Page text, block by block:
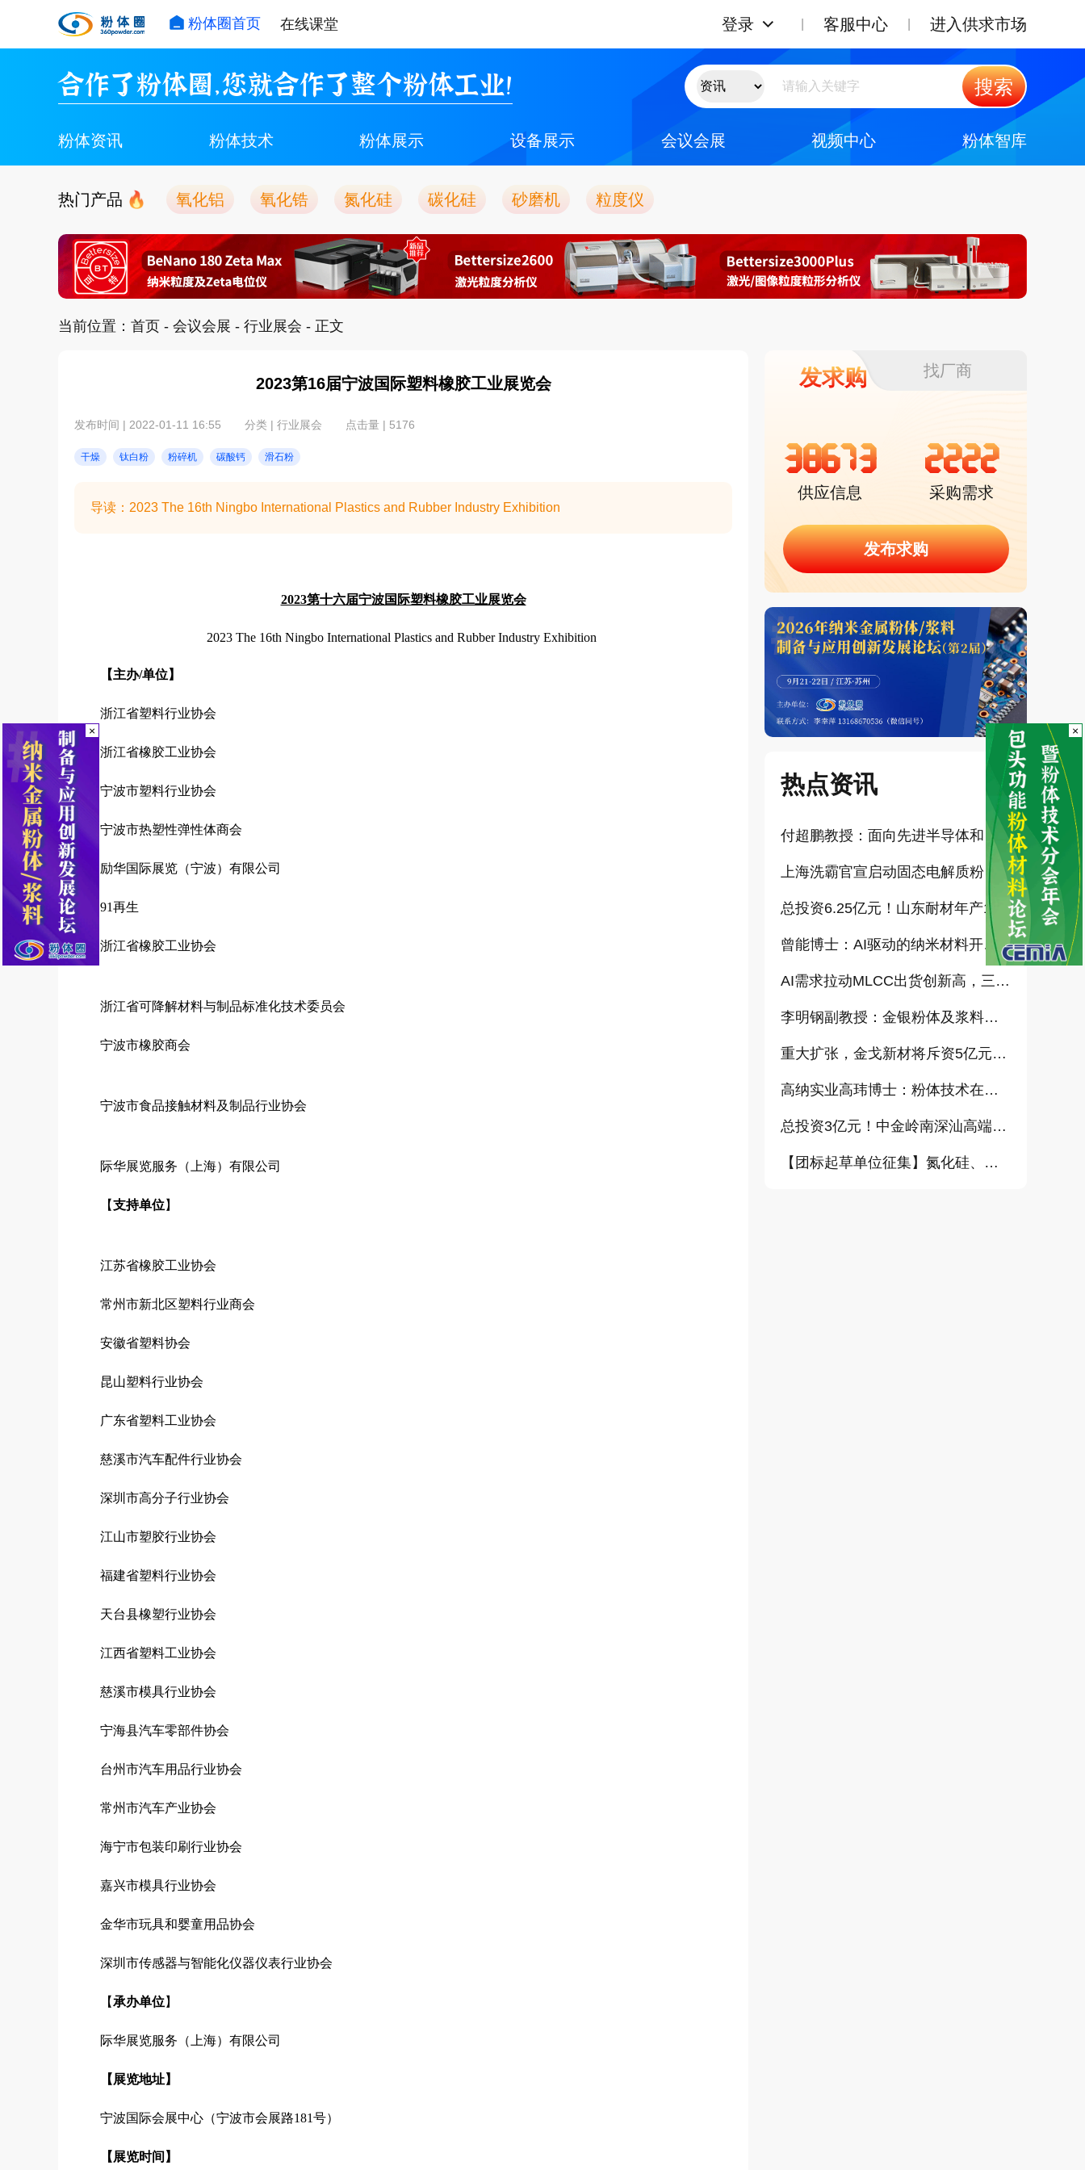
粉体圈首页 在线课堂 登录 客服中心 进入供求市场
合作了粉体圈，您就合作了整个粉体工业！ 搜索
粉体资讯 粉体技术 粉体展示 设备展示 会议会展 视频中心 粉体智库
热门产品 氧化铝 氧化锆 氮化硅 碳化硅 砂磨机 粒度仪
当前位置： 首页 - 会议会展 - 行业展会 - 正文
2023第16届宁波国际塑料橡胶工业展览会
发布时间 | 2022-01-11 16:55 分类 | 行业展会 点击量 | 5176
干燥 钛白粉 粉碎机 碳酸钙 滑石粉
导读：2023 The 16th Ningbo International Plastics and Rubber Industry Exhibition
2023第十六届宁波国际塑料橡胶工业展览会
2023 The 16th Ningbo International Plastics and Rubber Industry Exhibition
【主办/单位】
浙江省塑料行业协会
浙江省橡胶工业协会
宁波市塑料行业协会
宁波市热塑性弹性体商会
励华国际展览（宁波）有限公司
91再生
浙江省橡胶工业协会
浙江省可降解材料与制品标准化技术委员会
宁波市橡胶商会
宁波市食品接触材料及制品行业协会
际华展览服务（上海）有限公司
【支持单位】
江苏省橡胶工业协会
常州市新北区塑料行业商会
安徽省塑料协会
昆山塑料行业协会
广东省塑料工业协会
慈溪市汽车配件行业协会
深圳市高分子行业协会
江山市塑胶行业协会
福建省塑料行业协会
天台县橡塑行业协会
江西省塑料工业协会
慈溪市模具行业协会
宁海县汽车零部件协会
台州市汽车用品行业协会
常州市汽车产业协会
海宁市包装印刷行业协会
嘉兴市模具行业协会
金华市玩具和婴童用品协会
深圳市传感器与智能化仪器仪表行业协会
【承办单位】
际华展览服务（上海）有限公司
【展览地址】
宁波国际会展中心（宁波市会展路181号）
【展览时间】
发求购 找厂商
38673
供应信息
2222
采购需求
发布求购
热点资讯
付超鹏教授：面向先进半导体和大健康产业的高纯超细氧化铝研发（报告）
上海洗霸官宣启动固态电解质粉体产业化项目
曾能博士：AI驱动的纳米材料开发新范式技术研究及基地建设（报告）
AI需求拉动MLCC出货创新高，三星、太阳诱电相继涨价
李明钢副教授：金银粉体及浆料增值化路径探讨（报告）
重大扩张，金戈新材将斥资5亿元打造“功能性粉体新材料智能制造基地”
高纳实业高玮博士：粉体技术在电池材料工业中的进展与需求（报告）
总投资3亿元！中金岭南深汕高端金属复合材料扩产项目正式开工
【团标起草单位征集】氮化硅、金刚石、碳化铪、氧化铝等
× ×